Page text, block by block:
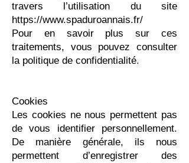
travers l’utilisation du site
https://www.spaduroannais.fr/
Pour en savoir plus sur ces
traitements, vous pouvez consulter
la politique de confidentialité.
Cookies
Les cookies ne nous permettent pas
de vous identifier personnellement.
De manière générale, ils nous
permettent d’enregistrer des